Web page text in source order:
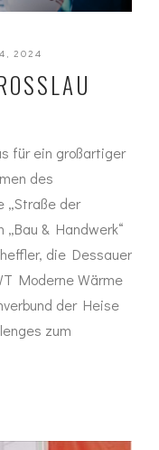
2024
2
für ein großartiger
des
„Straße der
& Handwerk“
die Dessauer
Moderne Wärme
der Heise
zum